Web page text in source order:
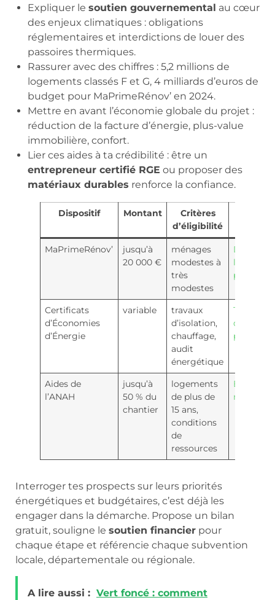
Expliquer le soutien gouvernemental au cœur
des enjeux climatiques : obligations
réglementaires et interdictions de louer des
passoires thermiques.
Rassurer avec des chiffres : 5,2 millions de
logements classés F et G, 4 milliards d’euros de
budget pour MaPrimeRénov’ en 2024.
Mettre en avant l’économie globale du projet :
réduction de la facture d’énergie, plus-value
immobilière, confort.
Lier ces aides à ta crédibilité : être un
entrepreneur certifié RGE ou proposer des
matériaux durables renforce la confiance.
Dispositif Montant
Critères
d’éligibilité
MaPrimeRénov’
jusqu’à
20 000 €
ménages
modestes à
très
modestes
Détails
les aides
publiques
Certificats
d’Économies
d’Énergie
variable
travaux
d’isolation,
chauffage,
audit
énergétique
Aides de
l’ANAH
jusqu’à
50 % du
chantier
logements
de plus de
15 ans,
conditions
de
ressources
Étude
marché
Interroger tes prospects sur leurs priorités
énergétiques et budgétaires, c’est déjà les
engager dans la démarche. Propose un bilan
gratuit, souligne le soutien financier pour
chaque étape et référencie chaque subvention
locale, départementale ou régionale.
A lire aussi : Vert foncé : comment